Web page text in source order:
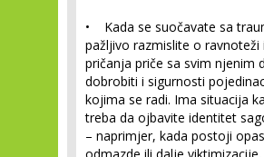
• Kada se suočavate sa
pažljivo razmislite o ravnoteži
pričanja priče sa svim njenim
dobrobiti i sigurnosti
kojima se radi. Ima situacija
treba da ojbavite identitet
– naprimjer, kada postoji